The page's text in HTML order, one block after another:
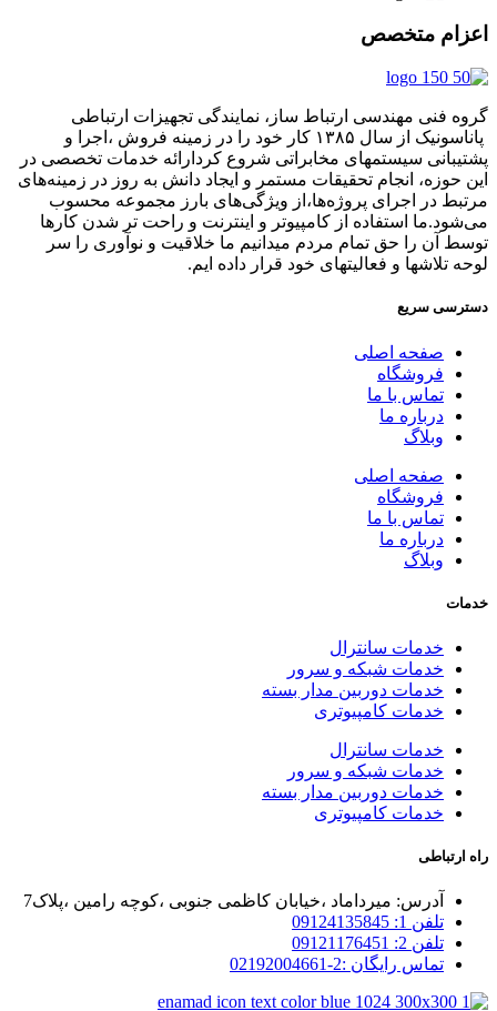
اعزام متخصص
گروه فنی مهندسی ارتباط ساز، نمایندگی تجهیزات ارتباطی
پاناسونیک از سال ۱۳۸۵ کار خود را در زمینه فروش ،اجرا و
پشتیبانی سیستمهای مخابراتی شروع کردارائه خدمات تخصصی در
این حوزه، انجام تحقیقات مستمر و ایجاد دانش به‌ روز در زمینه‌های
مرتبط در اجرای پروژه‌ها،از ویژگی‌های بارز مجموعه محسوب
می‌شود.ما استفاده از کامپیوتر و اینترنت و راحت تر شدن کارها
توسط آن را حق تمام مردم میدانیم ما خلاقیت و نوآوری را سر
لوحه تلاشها و فعالیتهای خود قرار داده ایم.
دسترسی سریع
صفحه اصلی
فروشگاه
تماس با ما
درباره ما
وبلاگ
صفحه اصلی
فروشگاه
تماس با ما
درباره ما
وبلاگ
خدمات
خدمات سانترال
خدمات شبکه و سرور
خدمات دوربین مدار بسته
خدمات کامپیوتری
خدمات سانترال
خدمات شبکه و سرور
خدمات دوربین مدار بسته
خدمات کامپیوتری
راه ارتباطی
آدرس: میرداماد ،خیابان کاظمی جنوبی ،کوچه رامین ،پلاک7
تلفن 1: 09124135845
تلفن 2: 09121176451
تماس رایگان :2-02192004661